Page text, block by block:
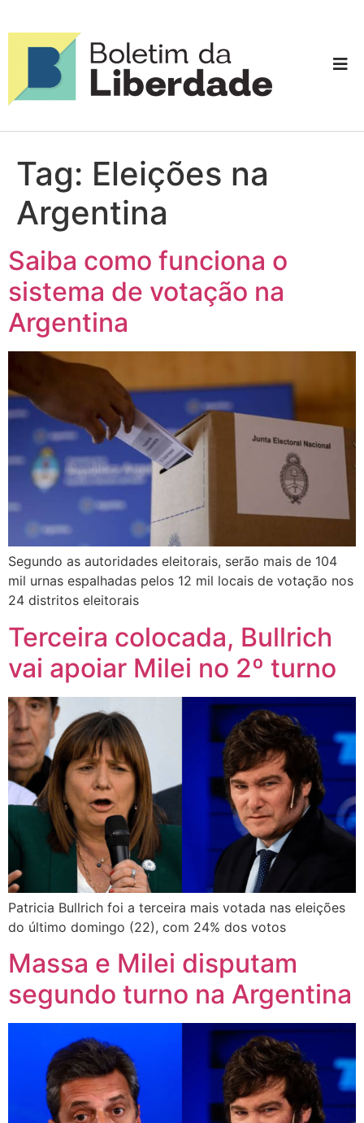
Tag: Eleições na
Argentina
Saiba como funciona o
sistema de votação na
Argentina
Segundo as autoridades eleitorais, serão mais de 104
mil urnas espalhadas pelos 12 mil locais de votação nos
24 distritos eleitorais
Terceira colocada, Bullrich
vai apoiar Milei no 2º turno
Patricia Bullrich foi a terceira mais votada nas eleições
do último domingo (22), com 24% dos votos
Massa e Milei disputam
segundo turno na Argentina